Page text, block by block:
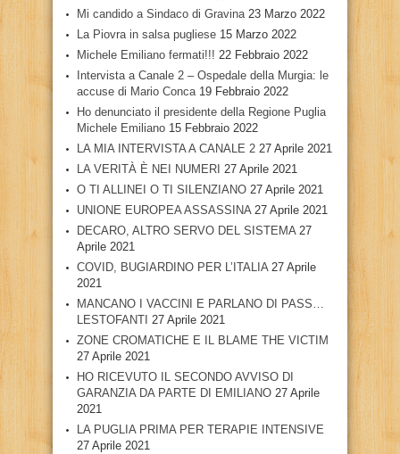
Mi candido a Sindaco di Gravina 23 Marzo 2022
La Piovra in salsa pugliese 15 Marzo 2022
Michele Emiliano fermati!!! 22 Febbraio 2022
Intervista a Canale 2 – Ospedale della Murgia: le
accuse di Mario Conca 19 Febbraio 2022
Ho denunciato il presidente della Regione Puglia
Michele Emiliano 15 Febbraio 2022
LA MIA INTERVISTA A CANALE 2 27 Aprile 2021
LA VERITÀ È NEI NUMERI 27 Aprile 2021
O TI ALLINEI O TI SILENZIANO 27 Aprile 2021
UNIONE EUROPEA ASSASSINA 27 Aprile 2021
DECARO, ALTRO SERVO DEL SISTEMA 27
Aprile 2021
COVID, BUGIARDINO PER L’ITALIA 27 Aprile
2021
MANCANO I VACCINI E PARLANO DI PASS…
LESTOFANTI 27 Aprile 2021
ZONE CROMATICHE E IL BLAME THE VICTIM
27 Aprile 2021
HO RICEVUTO IL SECONDO AVVISO DI
GARANZIA DA PARTE DI EMILIANO 27 Aprile
2021
LA PUGLIA PRIMA PER TERAPIE INTENSIVE
27 Aprile 2021